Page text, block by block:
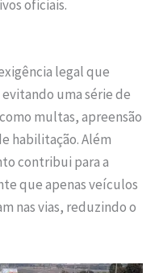
oficiais.
legal que
uma série de
multas, apreensão
habilitação. Além
contribui para a
que apenas veículos
nas vias, reduzindo o